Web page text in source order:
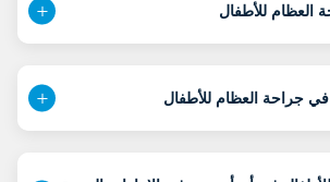
للأطفال
في جراحة العظام للأطفال